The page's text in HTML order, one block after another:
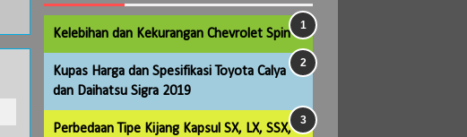
Kelebihan dan Kekurangan Chevrolet Spin
Kupas Harga dan Spesifikasi Toyota Calya
dan Daihatsu Sigra 2019
Perbedaan Tipe Kijang Kapsul SX, LX, SSX,